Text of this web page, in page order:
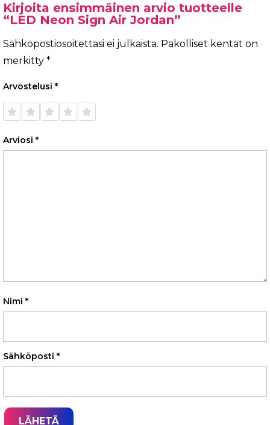
Kirjoita ensimmäinen arvio tuotteelle
“LED Neon Sign Air Jordan”
Sähköpostiosoitettasi ei julkaista. Pakolliset kentät on
merkitty *
Arvostelusi *
1/5
tähteä
2/5
tähteä
3/5
tähteä
4/5
tähteä
5/5
tähteä
Arviosi *
Nimi *
Sähköposti *